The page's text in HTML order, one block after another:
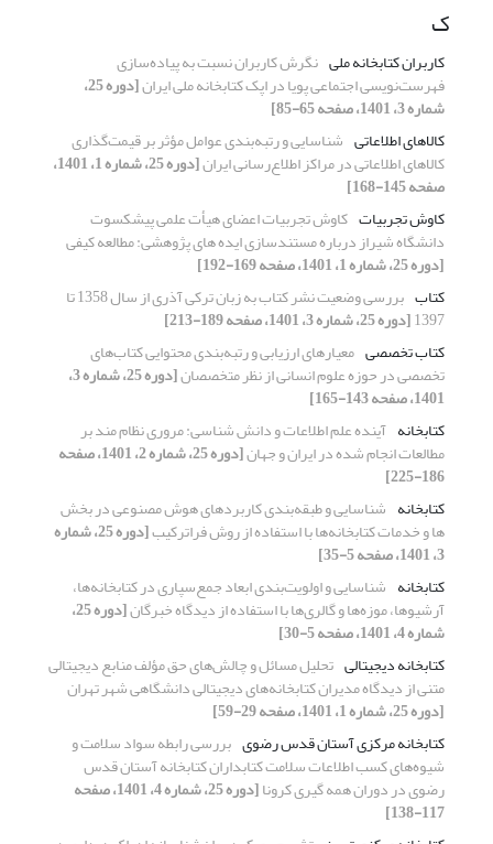
ک
کاربران کتابخانه ملی نگرش کاربران نسبت به پیاده‌سازی
فهرست‌نویسی اجتماعی پویا در اپک کتابخانه ملی ایران [دوره 25،
شماره 3، 1401، صفحه 65-85]
کالاهای اطلاعاتی شناسایی و رتبه‌بندی عوامل مؤثر بر قیمت‌گذاری
کالاهای اطلاعاتی در مراکز اطلاع‌رسانی ایران [دوره 25، شماره 1، 1401،
صفحه 145-168]
کاوش تجربیات کاوش تجربیات اعضای هیأت علمی پیشکسوت
دانشگاه شیراز درباره مستندسازی ایده های پژوهشی: مطالعه کیفی
[دوره 25، شماره 1، 1401، صفحه 169-192]
کتاب
بررسی وضعیت نشر کتاب به زبان ترکی آذری از سال 1358 تا
1397[دوره 25، شماره 3، 1401، صفحه 189-213]
کتاب تخصصی معیارهای ارزیابی و رتبه‌بندی محتوایی کتاب‌های
تخصصی در حوزه‌ علوم انسانی از نظر متخصصان [دوره 25، شماره 3،
1401، صفحه 143-165]
کتابخانه آینده علم اطلاعات و دانش شناسی: مروری نظام مند بر
مطالعات انجام شده در ایران و جهان [دوره 25، شماره 2، 1401، صفحه
186-225]
کتابخانه شناسایی و طبقه‌بندی کاربردهای هوش مصنوعی در بخش
ها و خدمات کتابخانه‌ها با استفاده از روش فراترکیب [دوره 25، شماره
3، 1401، صفحه 5-35]
کتابخانه شناسایی و اولویت‌بندی ابعاد جمع‌سپاری در کتابخانه‌ها،
آرشیوها، موزه‌ها و گالری‌ها با استفاده از دیدگاه خبرگان [دوره 25،
شماره 4، 1401، صفحه 5-30]
کتابخانه‏ دیجیتالی تحلیل مسائل و چالش‌های حق ‏‌مؤلف منابع دیجیتالی
متنی از دیدگاه مدیران کتابخانه‌های دیجیتالی دانشگاهی شهر تهران
[دوره 25، شماره 1، 1401، صفحه 29-59]
کتابخانه مرکزی آستان قدس رضوی بررسی رابطه سواد سلامت و
شیو‌ه‌های کسب اطلاعات سلامت کتابداران کتابخانه آستان قدس
رضوی در دوران همه گیری کرونا [دوره 25، شماره 4، 1401، صفحه
117-138]